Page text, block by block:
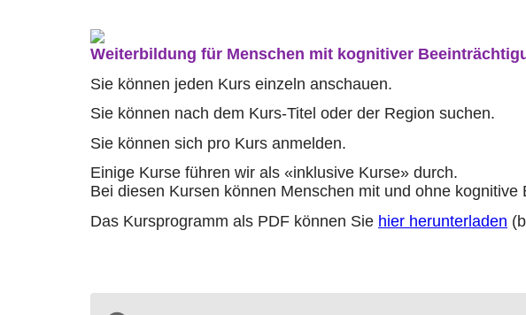
Weiterbildung für Menschen mit kognitiver
Sie können jeden Kurs einzeln anschauen.
Sie können nach dem Kurs-Titel oder der Region suchen.
Sie können sich pro Kurs anmelden.
Einige Kurse führen wir als «inklusive Kurse» durch.
Bei diesen Kursen können Menschen mit und ohne kognitive
Das Kursprogramm als PDF können Sie hier herunterladen